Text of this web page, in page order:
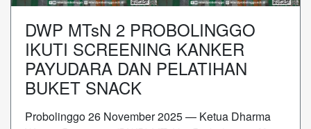
DWP MTsN 2 PROBOLINGGO
IKUTI SCREENING KANKER
PAYUDARA DAN PELATIHAN
BUKET SNACK
Probolinggo 26 November 2025 — Ketua Dharma